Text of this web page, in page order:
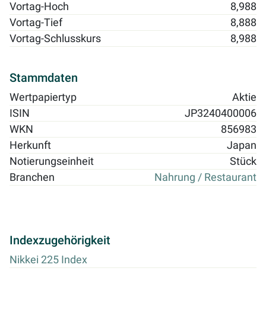
Vortag-Hoch
8,988
Vortag-Tief
8,888
Vortag-Schlusskurs
8,988
Stammdaten
Wertpapiertyp
Aktie
ISIN
JP3240400006
WKN
856983
Herkunft
Japan
Notierungseinheit
Stück
Branchen
Nahrung / Restaurant
Indexzugehörigkeit
Nikkei 225 Index